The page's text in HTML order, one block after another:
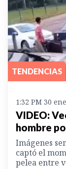
TENDENCIAS
1:32 PM 30
VIDEO:
hombre
Imágenes
captó el
pelea entre